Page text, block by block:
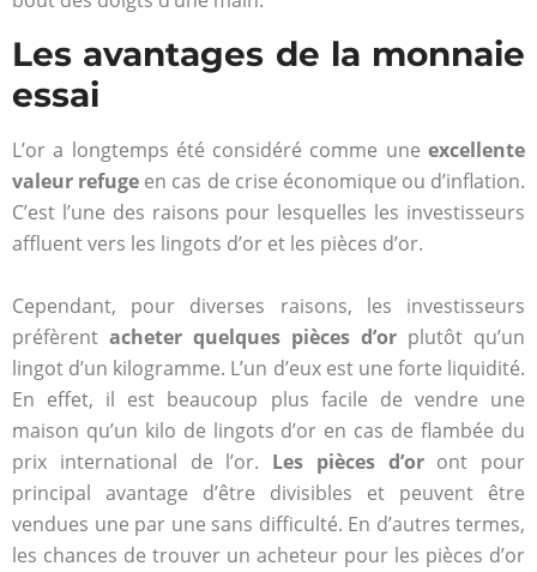
Les avantages de la monnaie
essai
L’or a longtemps été considéré comme une excellente
valeur refuge en cas de crise économique ou d’inflation.
C’est l’une des raisons pour lesquelles les investisseurs
affluent vers les lingots d’or et les pièces d’or.
Cependant, pour diverses raisons, les investisseurs
préfèrent acheter quelques pièces d’or plutôt qu’un
lingot d’un kilogramme. L’un d’eux est une forte liquidité.
En effet, il est beaucoup plus facile de vendre une
maison qu’un kilo de lingots d’or en cas de flambée du
prix international de l’or. Les pièces d’oront pour
principal avantage d’être divisibles et peuvent être
vendues une par une sans difficulté. En d’autres termes,
les chances de trouver un acheteur pour les pièces d’or